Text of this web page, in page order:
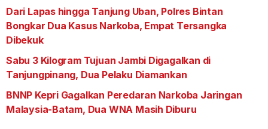
Dari Lapas hingga Tanjung Uban, Polres Bintan
Bongkar Dua Kasus Narkoba, Empat Tersangka
Dibekuk
Sabu 3 Kilogram Tujuan Jambi Digagalkan di
Tanjungpinang, Dua Pelaku Diamankan
BNNP Kepri Gagalkan Peredaran Narkoba Jaringan
Malaysia-Batam, Dua WNA Masih Diburu